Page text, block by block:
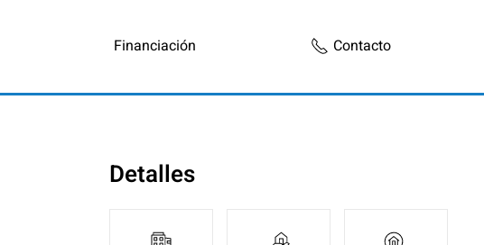
Financiación Contacto
Detalles